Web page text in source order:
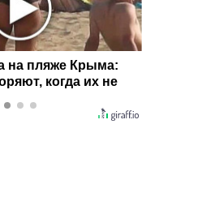
на пляже Крыма:
когда их не